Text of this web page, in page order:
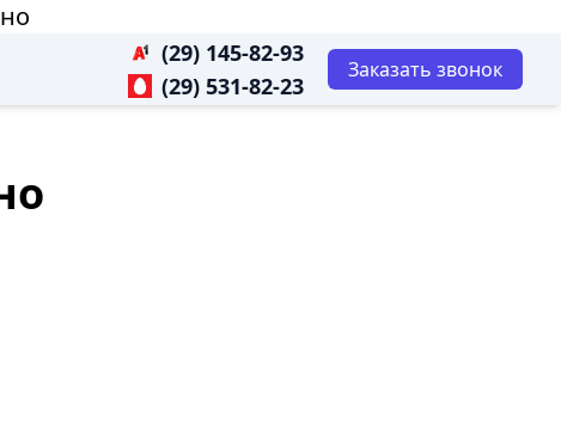
(29) 145-82-93
(29) 531-82-23
Заказать звонок